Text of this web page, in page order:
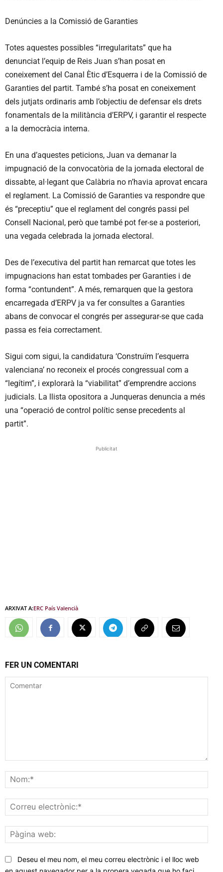
Denúncies a la Comissió de Garanties
Totes aquestes possibles “irregularitats” que ha
denunciat l’equip de Reis Juan s’han posat en
coneixement del Canal Ètic d’Esquerra i de la Comissió de
Garanties del partit. També s’ha posat en coneixement
dels jutjats ordinaris amb l’objectiu de defensar els drets
fonamentals de la militància d’ERPV, i garantir el respecte
a la democràcia interna.
En una d’aquestes peticions, Juan va demanar la
impugnació de la convocatòria de la jornada electoral de
dissabte, al·legant que Calàbria no n’havia aprovat encara
el reglament. La Comissió de Garanties va respondre que
és “preceptiu” que el reglament del congrés passi pel
Consell Nacional, però que també pot fer-se a posteriori,
una vegada celebrada la jornada electoral.
Des de l’executiva del partit han remarcat que totes les
impugnacions han estat tombades per Garanties i de
forma “contundent”. A més, remarquen que la gestora
encarregada d’ERPV ja va fer consultes a Garanties
abans de convocar el congrés per assegurar-se que cada
passa es feia correctament.
Sigui com sigui, la candidatura ‘Construïm l’esquerra
valenciana’ no reconeix el procés congressual com a
“legítim”, i explorarà la “viabilitat” d’emprendre accions
judicials. La llista opositora a Junqueras denuncia a més
una “operació de control polític sense precedents al
partit”.
Publicitat
ARXIVAT A:ERC País Valencià
FER UN COMENTARI
web:
Deseu el meu nom, el meu correu electrònic i el lloc web